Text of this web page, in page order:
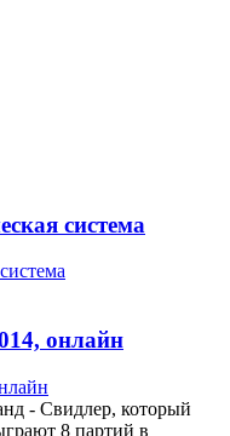
система
онлайн
- Свидлер, который
8 партий в